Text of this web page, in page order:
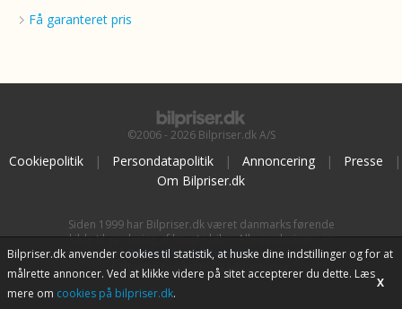
Få garanteret pris
©2006 - 2026 Bilpriser.dk A/S
Cookiepolitik | Persondatapolitik | Annoncering | Presse
|
Om Bilpriser.dk
Siden 1999 har Bilpriser.dk været danmarks førende
kilde til vurdering af brugte biler. Alle vurderinger er
baseret påBilpriserPro Prisberegning , bilbranchens
uafhængige værktøj til bilvurdering.
Bilpriser.dk anvender cookies til statistik, at huske dine indstillinger og for at
målrette annoncer. Ved at klikke videre på sitet accepterer du dette. Læs
mere om cookies på bilpriser.dk.
X